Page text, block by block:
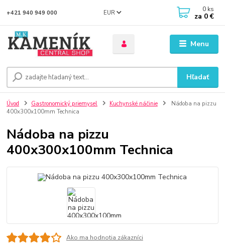
Menu
EUR
Hľadať
+421 940 949 000 0 ks
za 0 €
Úvod Gastronomický priemysel Kuchynské náčinie
Nádoba na pizzu
400x300x100mm Technica
Nádoba na pizzu
400x300x100mm Technica
Ako ma hodnotia zákazníci